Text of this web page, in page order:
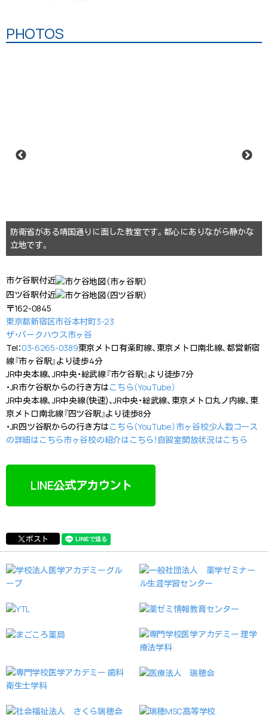
PHOTOS
防衛省がある靖国通りに面した教室です。都心にありながら静かな
立地です。
市ケ谷駅付近
四ツ谷駅付近
〒162-0845
東京都新宿区市谷本村町3-23
ザ・パークハウス市ヶ谷
Tel：03-6265-0389東京メトロ有楽町線、東京メトロ南北線、都営新宿
線『市ヶ谷駅』より徒歩4分
JR中央本線、JR中央・総武線『市ケ谷駅』より徒歩7分
・JR市ケ谷駅からの行き方はこちら（YouTube）
JR中央本線、JR中央線(快速)、JR中央・総武線、東京メトロ丸ノ内線、東
京メトロ南北線『四ツ谷駅』より徒歩8分
・JR四ツ谷駅からの行き方はこちら（YouTube）市ヶ谷校少人数コース
の詳細はこちら市ヶ谷校の紹介はこちら！ 自習室開放状況はこちら
LINE公式アカウント
ポスト